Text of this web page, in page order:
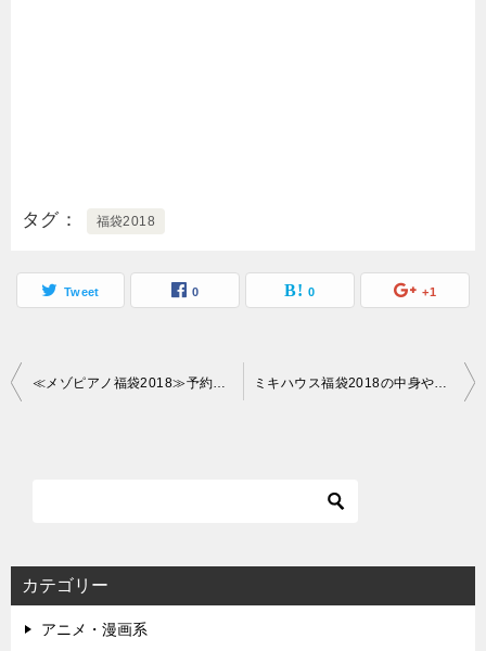
タグ 福袋2018
Tweet 0 0 +1
投
ー
シ
ョ
≪メゾピアノ福袋2018≫予約日や発売日は？中身ネタバレ！ ミキハウス福袋2018の中身や予約日はいつから？ネット予約は？
カテゴリー
アニメ・漫画系